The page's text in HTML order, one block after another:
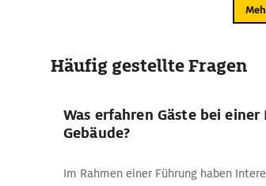
Häufig gestellte Fragen
Was erfahren Gäste bei
Gebäude?
Im Rahmen einer Führung haben